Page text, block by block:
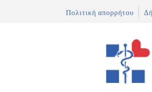
Πολιτική απορρήτου